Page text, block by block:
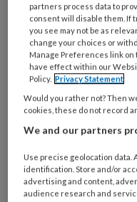
9 JULI 2026
Bezwaren
ongegrond
partners process data to
consent will disable them. If
you see may not be as
change your choices or
Manage Preferences link on
have effect within our
Policy. Privacy Statement
Would you rather not? Then
cookies, these do not record
We and our partners
Use precise geolocation
identification. Store and/or
advertising and content,
audience research and